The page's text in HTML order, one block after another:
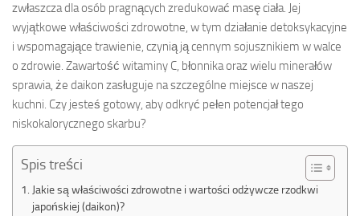
zwłaszcza dla osób pragnących zredukować masę ciała. Jej
wyjątkowe właściwości zdrowotne, w tym działanie detoksykacyjne
i wspomagające trawienie, czynią ją cennym sojusznikiem w walce
o zdrowie. Zawartość witaminy C, błonnika oraz wielu minerałów
sprawia, że daikon zasługuje na szczególne miejsce w naszej
kuchni. Czy jesteś gotowy, aby odkryć pełen potencjał tego
niskokalorycznego skarbu?
Spis treści
Jakie są właściwości zdrowotne i wartości odżywcze rzodkwi
japońskiej (daikon)?